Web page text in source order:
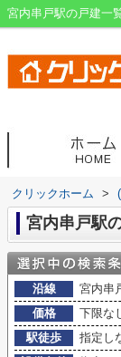
宮内串戸駅の戸建一
クリックホーム >
宮内串戸駅
沿線
宮内串
価格
下限な
駅徒歩
指定し